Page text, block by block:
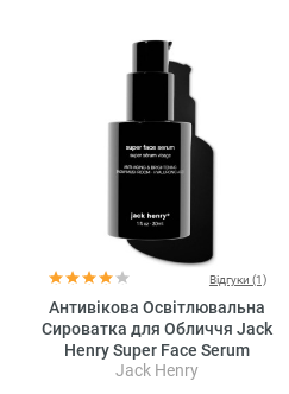
Відгуки (1)
Антивікова Освітлювальна
Сироватка для Обличчя Jack
Henry Super Face Serum
Jack Henry